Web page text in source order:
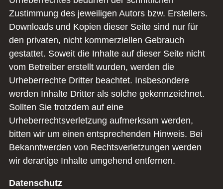
Zustimmung des jeweiligen Autors bzw. Erstellers.
Downloads und Kopien dieser Seite sind nur für
den privaten, nicht kommerziellen Gebrauch
gestattet. Soweit die Inhalte auf dieser Seite nicht
vom Betreiber erstellt wurden, werden die
Urheberrechte Dritter beachtet. Insbesondere
werden Inhalte Dritter als solche gekennzeichnet.
Sollten Sie trotzdem auf eine
Urheberrechtsverletzung aufmerksam werden,
bitten wir um einen entsprechenden Hinweis. Bei
Bekanntwerden von Rechtsverletzungen werden
wir derartige Inhalte umgehend entfernen.
Datenschutz